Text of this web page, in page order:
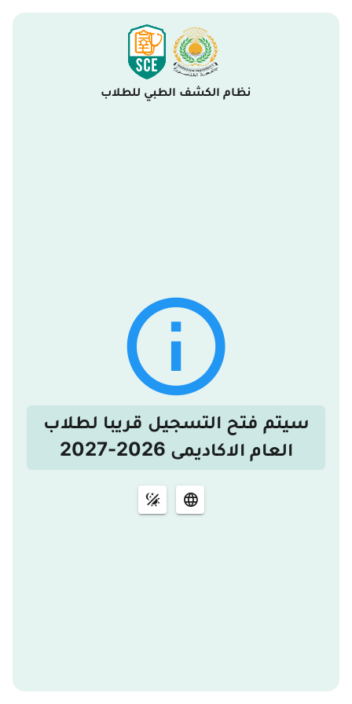
نظام الكشف الطبي للطلاب
سيتم فتح التسجيل قريبا لطلاب
العام الاكاديمى 2026-2027